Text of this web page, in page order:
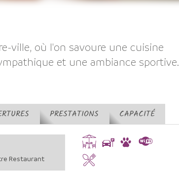
ville, où l'on savoure une cuisine
et une ambiance sportive.
PRESTATIONS CAPACITÉ
Restaurant